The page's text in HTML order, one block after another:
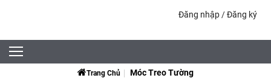
Đăng nhập /Đăng ký
Trang Chủ Móc Treo Tường